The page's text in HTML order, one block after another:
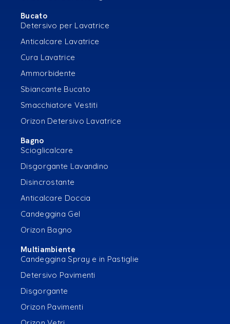
Bucato
Detersivo per Lavatrice
Anticalcare Lavatrice
Cura Lavatrice
Ammorbidente
Sbiancante Bucato
Smacchiatore Vestiti
Orizon Detersivo Lavatrice
Bagno
Scioglicalcare
Disgorgante Lavandino
Disincrostante
Anticalcare Doccia
Candeggina Gel
Orizon Bagno
Multiambiente
Candeggina Spray e in Pastiglie
Detersivo Pavimenti
Disgorgante
Orizon Pavimenti